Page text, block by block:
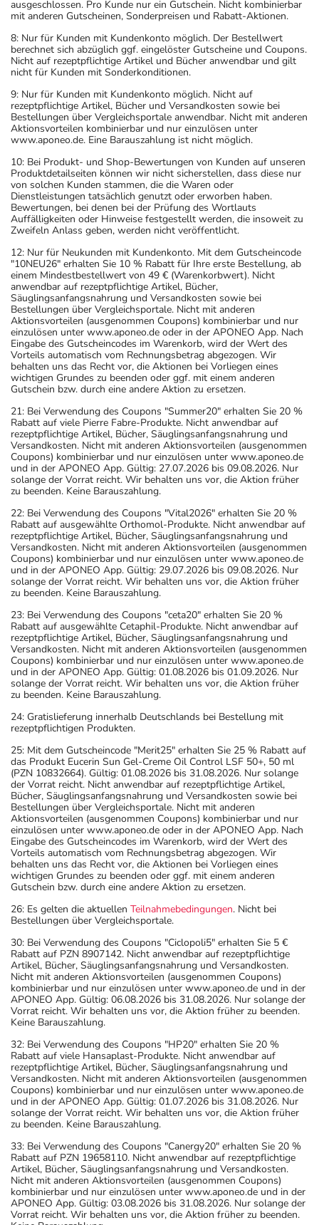
ausgeschlossen. Pro Kunde nur ein Gutschein. Nicht kombinierbar
mit anderen Gutscheinen, Sonderpreisen und Rabatt-Aktionen.
8: Nur für Kunden mit Kundenkonto möglich. Der Bestellwert
berechnet sich abzüglich ggf. eingelöster Gutscheine und Coupons.
Nicht auf rezeptpflichtige Artikel und Bücher anwendbar und gilt
nicht für Kunden mit Sonderkonditionen.
9: Nur für Kunden mit Kundenkonto möglich. Nicht auf
rezeptpflichtige Artikel, Bücher und Versandkosten sowie bei
Bestellungen über Vergleichsportale anwendbar. Nicht mit anderen
Aktionsvorteilen kombinierbar und nur einzulösen unter
www.aponeo.de. Eine Barauszahlung ist nicht möglich.
10: Bei Produkt- und Shop-Bewertungen von Kunden auf unseren
Produktdetailseiten können wir nicht sicherstellen, dass diese nur
von solchen Kunden stammen, die die Waren oder
Dienstleistungen tatsächlich genutzt oder erworben haben.
Bewertungen, bei denen bei der Prüfung des Wortlauts
Auffälligkeiten oder Hinweise festgestellt werden, die insoweit zu
Zweifeln Anlass geben, werden nicht veröffentlicht.
12: Nur für Neukunden mit Kundenkonto. Mit dem Gutscheincode
"10NEU26" erhalten Sie 10 % Rabatt für Ihre erste Bestellung, ab
einem Mindestbestellwert von 49 € (Warenkorbwert). Nicht
anwendbar auf rezeptpflichtige Artikel, Bücher,
Säuglingsanfangsnahrung und Versandkosten sowie bei
Bestellungen über Vergleichsportale. Nicht mit anderen
Aktionsvorteilen (ausgenommen Coupons) kombinierbar und nur
einzulösen unter www.aponeo.de oder in der APONEO App. Nach
Eingabe des Gutscheincodes im Warenkorb, wird der Wert des
Vorteils automatisch vom Rechnungsbetrag abgezogen. Wir
behalten uns das Recht vor, die Aktionen bei Vorliegen eines
wichtigen Grundes zu beenden oder ggf. mit einem anderen
Gutschein bzw. durch eine andere Aktion zu ersetzen.
21: Bei Verwendung des Coupons "Summer20" erhalten Sie 20 %
Rabatt auf viele Pierre Fabre-Produkte. Nicht anwendbar auf
rezeptpflichtige Artikel, Bücher, Säuglingsanfangsnahrung und
Versandkosten. Nicht mit anderen Aktionsvorteilen (ausgenommen
Coupons) kombinierbar und nur einzulösen unter www.aponeo.de
und in der APONEO App. Gültig: 27.07.2026 bis 09.08.2026. Nur
solange der Vorrat reicht. Wir behalten uns vor, die Aktion früher
zu beenden. Keine Barauszahlung.
22: Bei Verwendung des Coupons "Vital2026" erhalten Sie 20 %
Rabatt auf ausgewählte Orthomol-Produkte. Nicht anwendbar auf
rezeptpflichtige Artikel, Bücher, Säuglingsanfangsnahrung und
Versandkosten. Nicht mit anderen Aktionsvorteilen (ausgenommen
Coupons) kombinierbar und nur einzulösen unter www.aponeo.de
und in der APONEO App. Gültig: 29.07.2026 bis 09.08.2026. Nur
solange der Vorrat reicht. Wir behalten uns vor, die Aktion früher
zu beenden. Keine Barauszahlung.
23: Bei Verwendung des Coupons "ceta20" erhalten Sie 20 %
Rabatt auf ausgewählte Cetaphil-Produkte. Nicht anwendbar auf
rezeptpflichtige Artikel, Bücher, Säuglingsanfangsnahrung und
Versandkosten. Nicht mit anderen Aktionsvorteilen (ausgenommen
Coupons) kombinierbar und nur einzulösen unter www.aponeo.de
und in der APONEO App. Gültig: 01.08.2026 bis 01.09.2026. Nur
solange der Vorrat reicht. Wir behalten uns vor, die Aktion früher
zu beenden. Keine Barauszahlung.
24: Gratislieferung innerhalb Deutschlands bei Bestellung mit
rezeptpflichtigen Produkten.
25: Mit dem Gutscheincode "Merit25" erhalten Sie 25 % Rabatt auf
das Produkt Eucerin Sun Gel-Creme Oil Control LSF 50+, 50 ml
(PZN 10832664). Gültig: 01.08.2026 bis 31.08.2026. Nur solange
der Vorrat reicht. Nicht anwendbar auf rezeptpflichtige Artikel,
Bücher, Säuglingsanfangsnahrung und Versandkosten sowie bei
Bestellungen über Vergleichsportale. Nicht mit anderen
Aktionsvorteilen (ausgenommen Coupons) kombinierbar und nur
einzulösen unter www.aponeo.de oder in der APONEO App. Nach
Eingabe des Gutscheincodes im Warenkorb, wird der Wert des
Vorteils automatisch vom Rechnungsbetrag abgezogen. Wir
behalten uns das Recht vor, die Aktionen bei Vorliegen eines
wichtigen Grundes zu beenden oder ggf. mit einem anderen
Gutschein bzw. durch eine andere Aktion zu ersetzen.
26: Es gelten die aktuellen Teilnahmebedingungen. Nicht bei
Bestellungen über Vergleichsportale.
30: Bei Verwendung des Coupons "Ciclopoli5" erhalten Sie 5 €
Rabatt auf PZN 8907142. Nicht anwendbar auf rezeptpflichtige
Artikel, Bücher, Säuglingsanfangsnahrung und Versandkosten.
Nicht mit anderen Aktionsvorteilen (ausgenommen Coupons)
kombinierbar und nur einzulösen unter www.aponeo.de und in der
APONEO App. Gültig: 06.08.2026 bis 31.08.2026. Nur solange der
Vorrat reicht. Wir behalten uns vor, die Aktion früher zu beenden.
Keine Barauszahlung.
32: Bei Verwendung des Coupons "HP20" erhalten Sie 20 %
Rabatt auf viele Hansaplast-Produkte. Nicht anwendbar auf
rezeptpflichtige Artikel, Bücher, Säuglingsanfangsnahrung und
Versandkosten. Nicht mit anderen Aktionsvorteilen (ausgenommen
Coupons) kombinierbar und nur einzulösen unter www.aponeo.de
und in der APONEO App. Gültig: 01.07.2026 bis 31.08.2026. Nur
solange der Vorrat reicht. Wir behalten uns vor, die Aktion früher
zu beenden. Keine Barauszahlung.
33: Bei Verwendung des Coupons "Canergy20" erhalten Sie 20 %
Rabatt auf PZN 19658110. Nicht anwendbar auf rezeptpflichtige
Artikel, Bücher, Säuglingsanfangsnahrung und Versandkosten.
Nicht mit anderen Aktionsvorteilen (ausgenommen Coupons)
kombinierbar und nur einzulösen unter www.aponeo.de und in der
APONEO App. Gültig: 03.08.2026 bis 31.08.2026. Nur solange der
Vorrat reicht. Wir behalten uns vor, die Aktion früher zu beenden.